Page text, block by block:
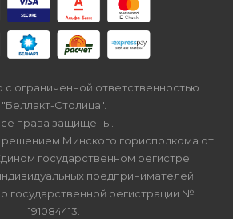
ограниченной ответственностью
"Беллакт-Столица".
права защищены.
Минского горисполкома от
государственном регистре
предпринимателей.
государственной регистрации №
191084413.